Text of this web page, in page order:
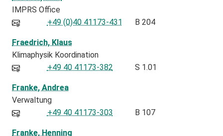
IMPRS Office
+49 (0)40 41173-431
B 204
Fraedrich, Klaus
Klimaphysik Koordination
+49 40 41173-382
S 1.01
Franke, Andrea
Verwaltung
+49 40 41173-303
B 107
Franke, Henning